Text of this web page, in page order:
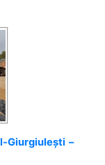
Giurgiulești –